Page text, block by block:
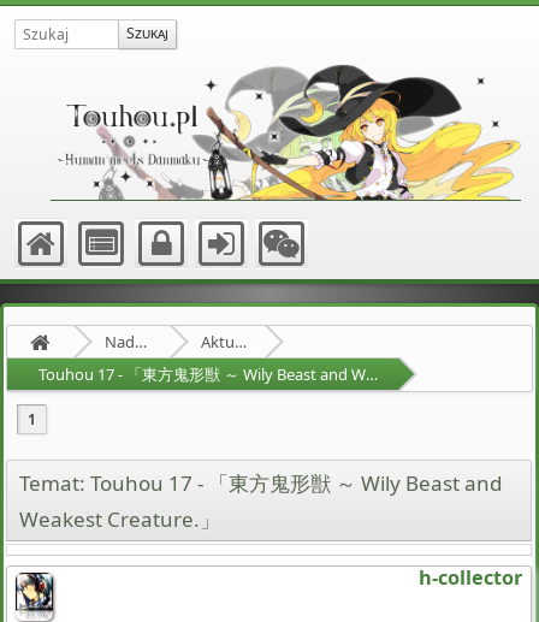
Nadprzyrodzona Granica
Aktualności
Touhou 17 - 「東方鬼形獣 ～ Wily Beast and Weakest Creature.」
1
Temat: Touhou 17 - 「東方鬼形獣 ～ Wily Beast and
Weakest Creature.」
h-collector